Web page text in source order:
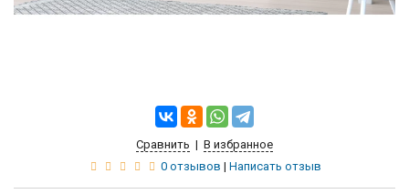
Сравнить | В избранное
0 отзывов | Написать отзыв